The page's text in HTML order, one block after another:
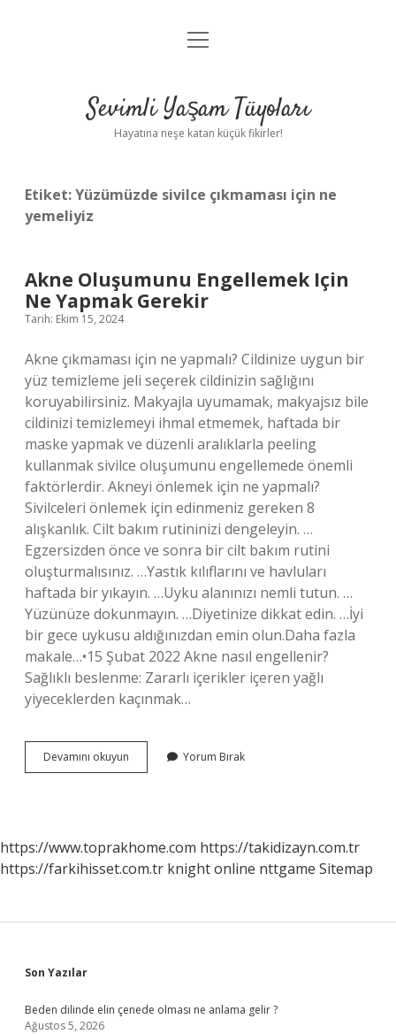
Anasayfa
Yasal Uyarı
menüyü
Sevimli Yaşam Tüyoları
Hayatına neşe katan küçük fikirler!
Etiket:Yüzümüzde sivilce çıkmaması için ne
yemeliyiz
Akne Oluşumunu Engellemek Için
Ne Yapmak Gerekir
Tarih: Ekim 15, 2024
Akne çıkmaması için ne yapmalı? Cildinize uygun bir
yüz temizleme jeli seçerek cildinizin sağlığını
koruyabilirsiniz. Makyajla uyumamak, makyajsız bile
cildinizi temizlemeyi ihmal etmemek, haftada bir
maske yapmak ve düzenli aralıklarla peeling
kullanmak sivilce oluşumunu engellemede önemli
faktörlerdir. Akneyi önlemek için ne yapmalı?
Sivilceleri önlemek için edinmeniz gereken 8
alışkanlık. Cilt bakım rutininizi dengeleyin. …
Egzersizden önce ve sonra bir cilt bakım rutini
oluşturmalısınız. …Yastık kılıflarını ve havluları
haftada bir yıkayın. …Uyku alanınızı nemli tutun. …
Yüzünüze dokunmayın. …Diyetinize dikkat edin. …İyi
bir gece uykusu aldığınızdan emin olun.Daha fazla
makale…•15 Şubat 2022 Akne nasıl engellenir?
Sağlıklı beslenme: Zararlı içerikler içeren yağlı
yiyeceklerden kaçınmak…
Devamını okuyun
Oluşumunu
Gerekir
Yorum Bırak
https://www.toprakhome.com https://takidizayn.com.tr
https://farkihisset.com.tr knight online nttgame Sitemap
Sidebar
Son Yazılar
Beden dilinde elin çenede olması ne anlama gelir ?
Ağustos 5, 2026